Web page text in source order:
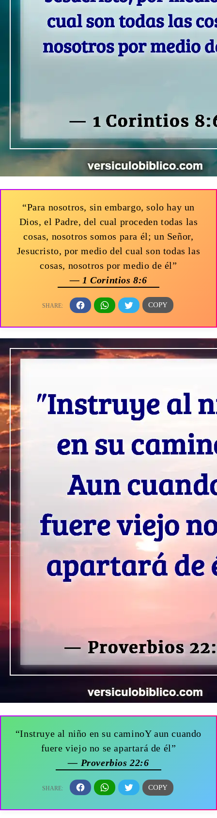
“Para nosotros, sin embargo, solo hay un
Dios, el Padre, del cual proceden todas las
cosas, nosotros somos para él; un Señor,
Jesucristo, por medio del cual son todas las
cosas, nosotros por medio de él”
— 1 Corintios 8:6
“Instruye al niño en su caminoY aun cuando
fuere viejo no se apartará de él”
— Proverbios 22:6